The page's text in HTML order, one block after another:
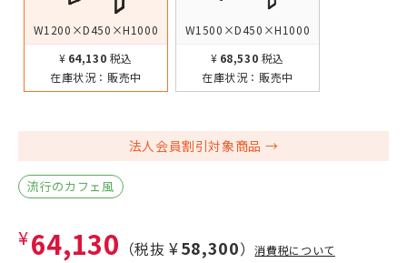
W1200×D450×H1000
¥64,130 税込
在庫状況： 販売中
W1500×D450×H1000
¥68,530 税込
在庫状況： 販売中
法人会員割引対象商品
流行のカフェ風
¥64,130 （税抜 ¥58,300）消費税について